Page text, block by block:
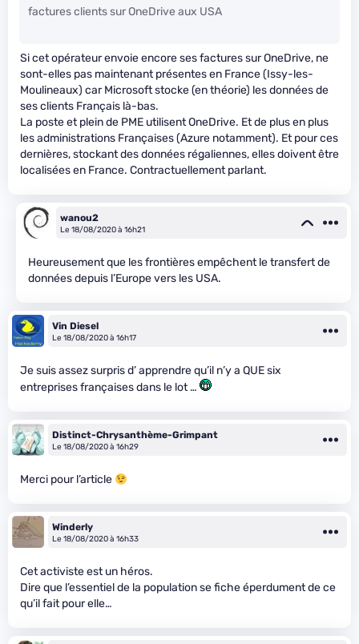
factures clients sur OneDrive aux USA
Si cet opérateur envoie encore ses factures sur OneDrive, ne
sont-elles pas maintenant présentes en France (Issy-les-
Moulineaux) car Microsoft stocke (en théorie) les données de
ses clients Français là-bas.
La poste et plein de PME utilisent OneDrive. Et de plus en plus
les administrations Françaises (Azure notamment). Et pour ces
dernières, stockant des données régaliennes, elles doivent être
localisées en France. Contractuellement parlant.
wanou2
Le 18/08/2020 à 16h21
Heureusement que les frontières empêchent le transfert de
données depuis l’Europe vers les USA.
Vin Diesel
Le 18/08/2020 à 16h17
Je suis assez surpris d’ apprendre qu’il n’y a QUE six
entreprises françaises dans le lot …
Distinct-Chrysanthème-Grimpant
Le 18/08/2020 à 16h29
Merci pour l’article
Winderly
Le 18/08/2020 à 16h33
Cet activiste est un héros.
Dire que l’essentiel de la population se fiche éperdument de ce
qu’il fait pour elle…